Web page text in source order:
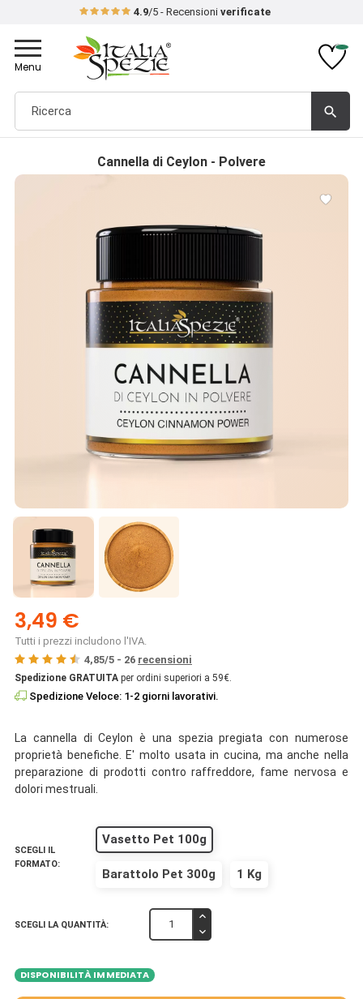
4.9/5 - Recensioni verificate
search
Toggle
navigation
Menu
Cannella di Ceylon - Polvere

3,49 €
Tutti i prezzi includono l'IVA.
4,85/5 - 26 recensioni
Spedizione GRATUITA per ordini superiori a 59€.
Spedizione Veloce: 1-2 giorni lavorativi.
La cannella di Ceylon è una spezia pregiata con numerose
proprietà benefiche. E' molto usata in cucina, ma anche nella
preparazione di prodotti contro raffreddore, fame nervosa e
dolori mestruali.
SCEGLI IL
FORMATO:
Vasetto Pet 100g
Barattolo Pet 300g 1 Kg
SCEGLI LA QUANTITÀ:
DISPONIBILITÀ IMMEDIATA